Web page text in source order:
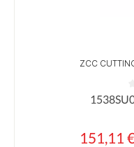
ZCC
Durchschnittliche
Verkaufspreis:
151,11